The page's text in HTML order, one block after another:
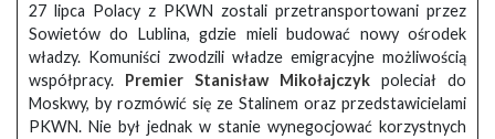
27 lipca Polacy z PKWN zostali przetransportowani przez
Sowietów do Lublina, gdzie mieli budować nowy ośrodek
władzy. Komuniści zwodzili władze emigracyjne możliwością
współpracy. Premier Stanisław Mikołajczyk poleciał do
Moskwy, by rozmówić się ze Stalinem oraz przedstawicielami
PKWN. Nie był jednak w stanie wynegocjować korzystnych